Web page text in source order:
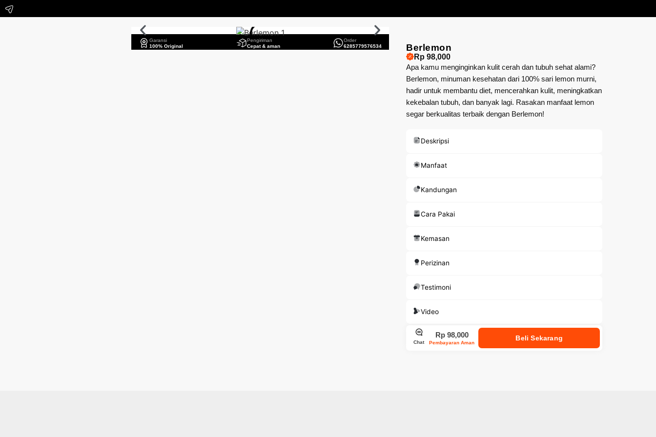
Garansi
100% Original
Pengiriman
Cepat & aman
Order
6285779576534
Berlemon
Rp 98,000
Apa kamu menginginkan kulit cerah dan tubuh sehat alami?
Berlemon, minuman kesehatan dari 100% sari lemon murni,
hadir untuk membantu diet, mencerahkan kulit, meningkatkan
kekebalan tubuh, dan banyak lagi. Rasakan manfaat lemon
segar berkualitas terbaik dengan Berlemon!
Deskripsi
Manfaat
Kandungan
Cara Pakai
Kemasan
Perizinan
Testimoni
Video
Chat
Rp 98,000
Pembayaran Aman
Beli Sekarang